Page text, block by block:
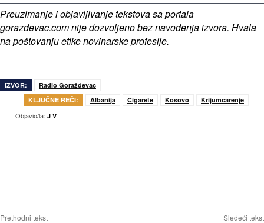
Preuzimanje i objavljivanje tekstova sa portala
gorazdevac.com nije dozvoljeno bez navođenja izvora. Hvala
na poštovanju etike novinarske profesije.
IZVOR:
Radio Goraždevac
KLJUČNE REČI:
Albanija Cigarete Kosovo Krijumčarenje
Objavio/la: J V
Prethodni tekst Sledeći tekst